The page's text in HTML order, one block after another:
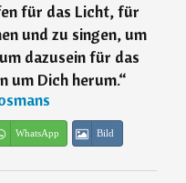
für das Licht, für
und zu singen, um
dazusein für das
um Dich herum.“
WhatsApp Bild